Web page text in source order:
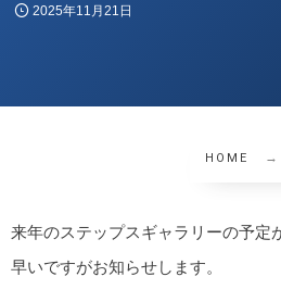
2025年11月21日
HOME
来年のステップスギャラリーの予定
早いですがお知らせします。